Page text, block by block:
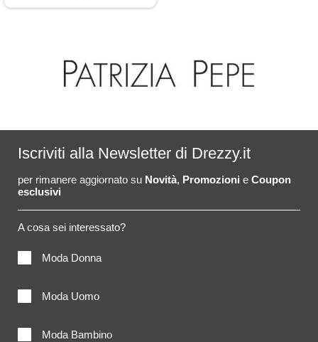
Iscriviti alla Newsletter di Drezzy.it
per rimanere aggiornato su Novità, Promozioni e Coupon
esclusivi
A cosa sei interessato?
Moda Donna
Moda Uomo
Moda Bambino